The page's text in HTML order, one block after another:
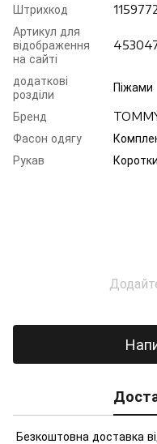
Штрихкод
Артикул для
відображення
на сайті
додаткові
розділи
Піжами
Бренд
Фасон одягу
Рукав
Безкоштовна доставка